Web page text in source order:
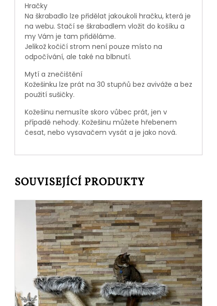
Hračky
Na škrabadlo lze přidělat jakoukoli hračku, která je
na webu. Stačí se škrabadlem vložit do košíku a
my Vám je tam přiděláme.
Jelikož kočičí strom není pouze místo na
odpočívání, ale také na blbnutí.
Mytí a znečištění
Kožešinku lze prát na 30 stupňů bez aviváže a bez
použití sušičky.
Kožešinu nemusíte skoro vůbec prát, jen v
případě nehody. Kožešinu můžete hřebenem
česat, nebo vysavačem vysát a je jako nová.
SOUVISEJÍCÍ PRODUKTY